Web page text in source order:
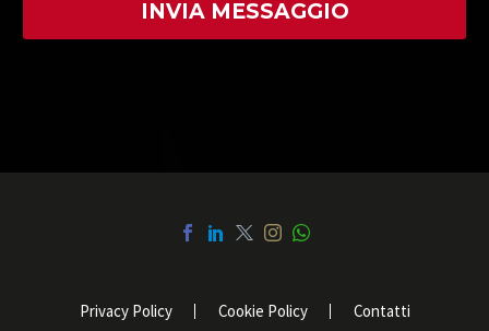
Privacy Policy Cookie Policy Contatti